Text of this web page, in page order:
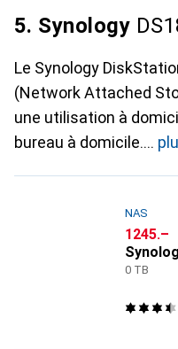
5. Synology
Le Synology
(Network Attached
une utilisation à
bureau à domicile.
NAS
CHF
1245.–
0 TB